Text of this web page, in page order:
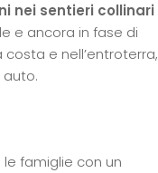
nei sentieri collinari
e ancora in fase di
costa e nell’entroterra,
auto.
famiglie con un